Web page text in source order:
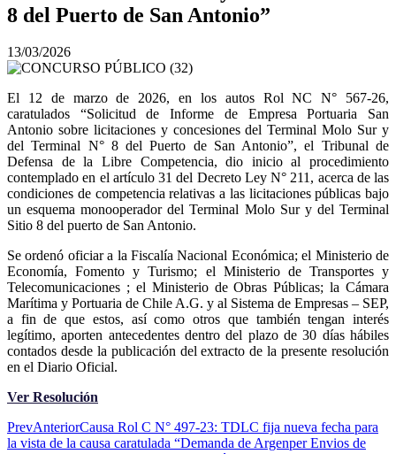
8 del Puerto de San Antonio”
13/03/2026
El 12 de marzo de 2026, en los autos Rol NC N° 567-26,
caratulados “Solicitud de Informe de Empresa Portuaria San
Antonio sobre licitaciones y concesiones del Terminal Molo Sur y
del Terminal N° 8 del Puerto de San Antonio”, el Tribunal de
Defensa de la Libre Competencia, dio inicio al procedimiento
contemplado en el artículo 31 del Decreto Ley N° 211, acerca de las
condiciones de competencia relativas a las licitaciones públicas bajo
un esquema monooperador del Terminal Molo Sur y del Terminal
Sitio 8 del puerto de San Antonio.
Se ordenó oficiar a la Fiscalía Nacional Económica; el Ministerio de
Economía, Fomento y Turismo; el Ministerio de Transportes y
Telecomunicaciones ; el Ministerio de Obras Públicas; la Cámara
Marítima y Portuaria de Chile A.G. y al Sistema de Empresas – SEP,
a fin de que estos, así como otros que también tengan interés
legítimo, aporten antecedentes dentro del plazo de 30 días hábiles
contados desde la publicación del extracto de la presente resolución
en el Diario Oficial.
Ver Resolución
PrevAnteriorCausa Rol C N° 497-23: TDLC fija nueva fecha para
la vista de la causa caratulada “Demanda de Argenper Envios de